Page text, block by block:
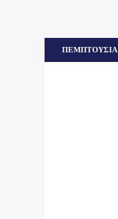
ΠΕΜΠΤΟΥΣΙΑ